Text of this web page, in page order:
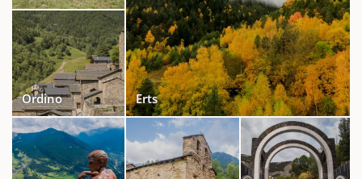
Ordino Erts